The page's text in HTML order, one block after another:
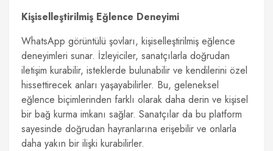
Kişiselleştirilmiş Eğlence Deneyimi
WhatsApp görüntülü şovları, kişiselleştirilmiş eğlence
deneyimleri sunar. İzleyiciler, sanatçılarla doğrudan
iletişim kurabilir, isteklerde bulunabilir ve kendilerini özel
hissettirecek anları yaşayabilirler. Bu, geleneksel
eğlence biçimlerinden farklı olarak daha derin ve kişisel
bir bağ kurma imkanı sağlar. Sanatçılar da bu platform
sayesinde doğrudan hayranlarına erişebilir ve onlarla
daha yakın bir ilişki kurabilirler.